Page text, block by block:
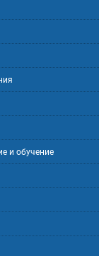
и обучение